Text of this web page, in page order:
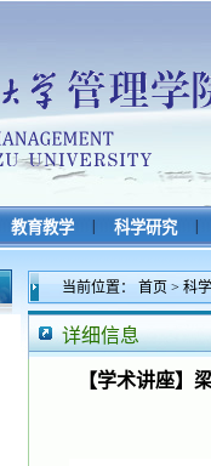
教育教学 科学研究
当前位置： 首页 > 科
详细信息
【学术讲座】